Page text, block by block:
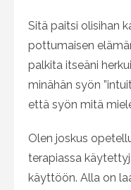
Sitä paitsi olisihan
pottumaisen
palkita itseäni
minähän syön
että syön mitä
Olen joskus
terapiassa
käyttöön. Alla on